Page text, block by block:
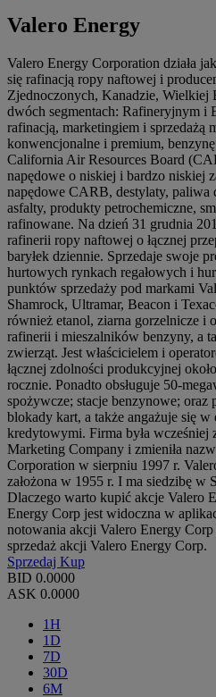
Valero Energy
Valero Energy Corporation działa
się rafinacją ropy naftowej i
Zjednoczonych, Kanadzie,
dwóch segmentach: Rafineryjnym i
rafinacją, marketingiem i sprzedażą
konwencjonalne i premium,
California Air Resources Board
napędowe o niskiej i bardzo niskiej
napędowe CARB, destylaty,
asfalty, produkty petrochemiczne,
rafinowane. Na dzień 31 grudnia
rafinerii ropy naftowej o łącznej
baryłek dziennie. Sprzedaje swoje
hurtowych rynkach regałowych i
punktów sprzedaży pod markami
Shamrock, Ultramar, Beacon i
również etanol, ziarna gorzelnicze i
rafinerii i mieszalników benzyny, a
zwierząt. Jest właścicielem i
łącznej zdolności produkcyjnej
rocznie. Ponadto obsługuje 50-
spożywcze; stacje benzynowe; oraz
blokady kart, a także angażuje się w
kredytowymi. Firma była wcześniej
Marketing Company i zmieniła
Corporation w sierpniu 1997 r.
założona w 1955 r. I ma siedzibę w
Dlaczego warto kupić akcje Valero
Energy Corp jest widoczna w
notowania akcji Valero Energy
sprzedaż akcji Valero Energy Corp.
Sprzedaj Kup
BID 0.0000
ASK 0.0000
1H
1D
7D
30D
6M